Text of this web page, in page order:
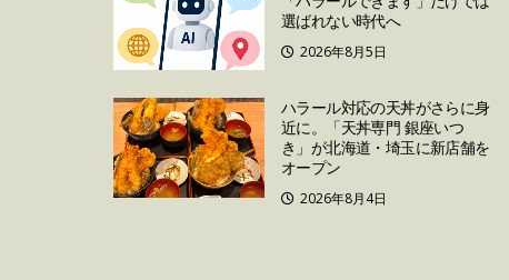
選ばれない時代へ
2026年8月5日
ハラール対応の天丼がさらに身
近に。「天丼専門 銀座いつ
き」が北海道・埼玉に新店舗を
オープン
2026年8月4日